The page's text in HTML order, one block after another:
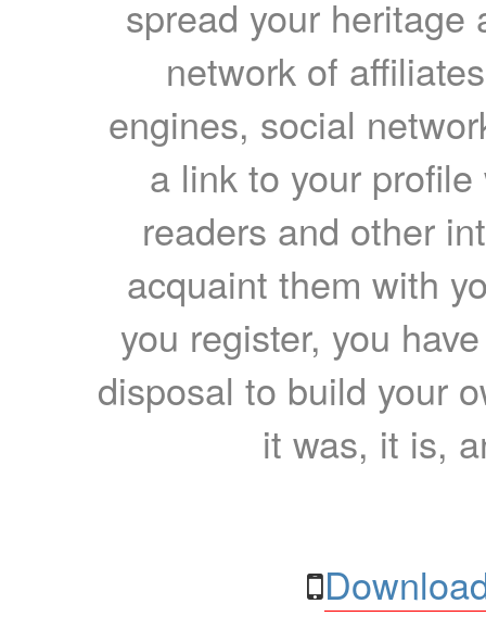
spread your heritage
network of
engines, social
a link to your
readers and other
acquaint them with
you register, you
disposal to build your
it was, it is,